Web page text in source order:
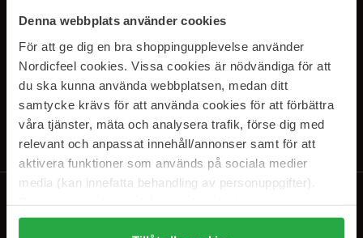
Denna webbplats använder cookies
För att ge dig en bra shoppingupplevelse använder
Nordicfeel cookies. Vissa cookies är nödvändiga för att
du ska kunna använda webbplatsen, medan ditt
samtycke krävs för att använda cookies för att förbättra
våra tjänster, mäta och analysera trafik, förse dig med
relevant och anpassat innehåll/annonser samt för att
aktivera funktioner som används på sociala medier
media (kan innefatta behandling av personuppgifter).
Genom att trycka på "Tillåt alla cookies" accepterar du
SUBSCRIBE TO OUR
NEWSLETTER
E-postadresse
Ved å abonnere godtar du vårpersonvernerklæring. Du kan melde deg